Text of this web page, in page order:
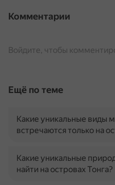
Комментарии
Войдите, чтобы
Ещё по теме
Какие уникальные виды
встречаются только на
Какие уникальные
найти на островах Тонга?